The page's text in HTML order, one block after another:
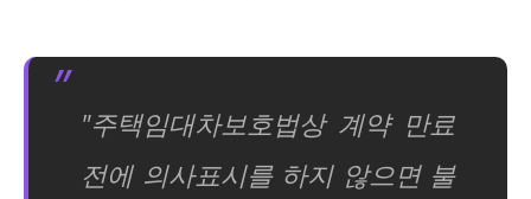
"주택임대차보호법상 계약 만료
전에 의사표시를 하지 않으면 불